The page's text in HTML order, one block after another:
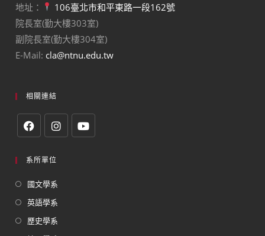
地址：
106臺北市和平東路一段162號
院長室(勤大樓303室)
副院長室(勤大樓304室)
E-Mail: cla@ntnu.edu.tw
相關連結
系所單位
國文學系
英語學系
歷史學系